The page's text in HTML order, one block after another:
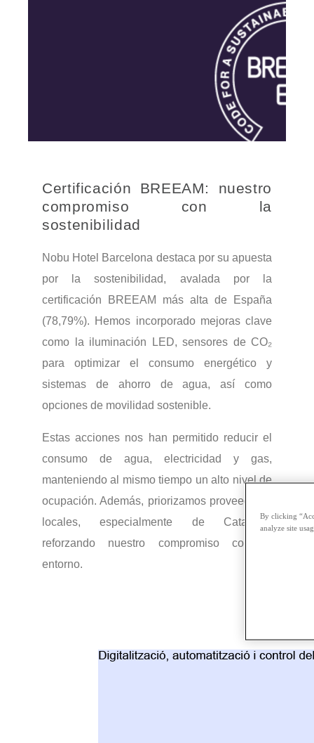
Certificación BREEAM: nuestro
compromiso con la
sostenibilidad
Nobu Hotel Barcelona destaca por su apuesta
por la sostenibilidad, avalada por la
certificación BREEAM más alta de España
(78,79%). Hemos incorporado mejoras clave
como la iluminación LED, sensores de CO₂
para optimizar el consumo energético y
sistemas de ahorro de agua, así como
opciones de movilidad sostenible.
Estas acciones nos han permitido reducir el
consumo de agua, electricidad y gas,
manteniendo al mismo tiempo un alto nivel de
ocupación. Además, priorizamos proveedores
locales, especialmente de Cataluña,
reforzando nuestro compromiso con el
entorno.
By clicking
analyze site